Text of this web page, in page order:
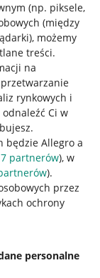
(np. piksele,
(między
, możemy
treści.
na
rynkowych i
Ci w
będzie Allegro a
partnerów), w
).
przez
ochrony
personalne